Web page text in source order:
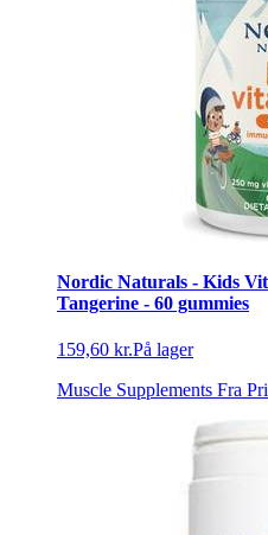
Nordic Naturals - Kids
Tangerine - 60 gummies
159,60 kr.På lager
Muscle Supplements Fra